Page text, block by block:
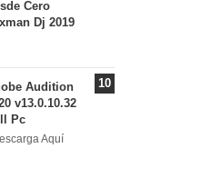
Cero
Dj 2019
Audition
v13.0.10.32
Pc
Aquí